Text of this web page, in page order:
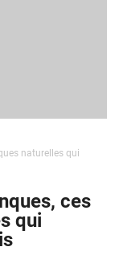
naturelles qui
ces
qui